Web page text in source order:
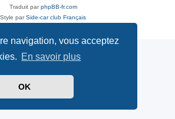
navigation, vous acceptez
En savoir plus
OK
Traduit parphpBB-fr.com
Style parSide-car club Français